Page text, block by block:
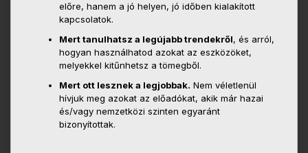
előre, hanem a jó helyen, jó időben kialakított
kapcsolatok.
Mert tanulhatsz a legújabb trendekről, és arról,
hogyan használhatod azokat az eszközöket,
melyekkel kitűnhetsz a tömegből.
Mert ott lesznek a legjobbak. Nem véletlenül
hívjuk meg azokat az előadókat, akik már hazai
és/vagy nemzetközi szinten egyaránt
bizonyítottak.